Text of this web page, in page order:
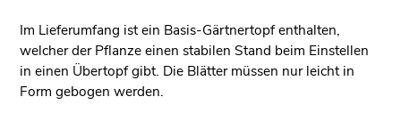
Im Lieferumfang ist ein Basis-Gärtnertopf enthalten,
welcher der Pflanze einen stabilen Stand beim Einstellen
in einen Übertopf gibt. Die Blätter müssen nur leicht in
Form gebogen werden.